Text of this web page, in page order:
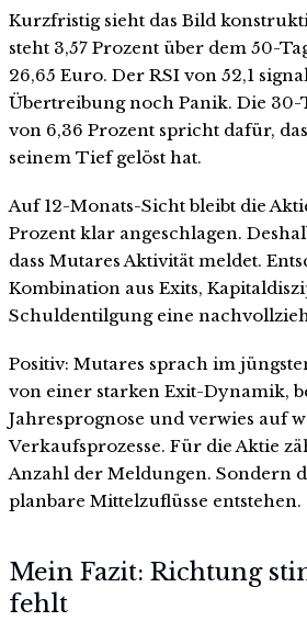
Kurzfristig sieht das Bild
steht 3,57 Prozent über dem 50-
26,65 Euro. Der RSI von 52,1
Übertreibung noch Panik. Die 30-
von 6,36 Prozent spricht dafür,
seinem Tief gelöst hat.
Auf 12-Monats-Sicht bleibt die
Prozent klar angeschlagen.
dass Mutares Aktivität meldet.
Kombination aus Exits,
Schuldentilgung eine
Positiv: Mutares sprach im
von einer starken Exit-Dynamik,
Jahresprognose und verwies auf
Verkaufsprozesse. Für die Aktie
Anzahl der Meldungen. Sondern
planbare Mittelzuflüsse entstehen.
Mein Fazit: Richtung
fehlt